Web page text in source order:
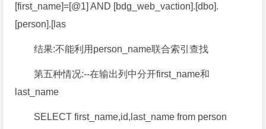
[first_name]=[@1] AND [bdg_web_vaction].[dbo].
[person].[las
结果:不能利用person_name联合索引查找
第五种情况:--在输出列中分开first_name和
last_name
SELECT first_name,id,last_name from person